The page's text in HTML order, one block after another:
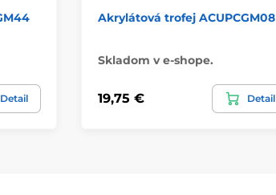
Detail
Akrylátová trofej ACUPCGM08
Skladom v e-shope.
19,75 € Detail